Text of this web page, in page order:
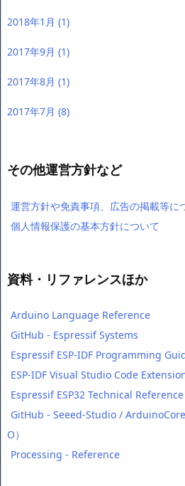
2018年1月 (1)
2017年9月 (1)
2017年8月 (1)
2017年7月 (8)
その他運営方針など
運営方針や免責事項、広告の掲載等に
個人情報保護の基本方針について
資料・リファレンスほか
Arduino Language Reference
GitHub - Espressif Systems
Espressif ESP-IDF Programming
ESP-IDF Visual Studio Code
Espressif ESP32 Technical
GitHub - Seeed-Studio /
O）
Processing - Reference